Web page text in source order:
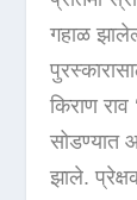
गहाळ
किराण राव
सोडण्यात
झाले.